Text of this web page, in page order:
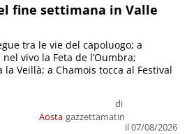
fine settimana in Valle
Aosta
di
gazzettamatin
il 07/08/2026
tra le vie del capoluogo; a
vivo la Feta de l’Oumbra;
la Veillà; a Chamois tocca al Festival